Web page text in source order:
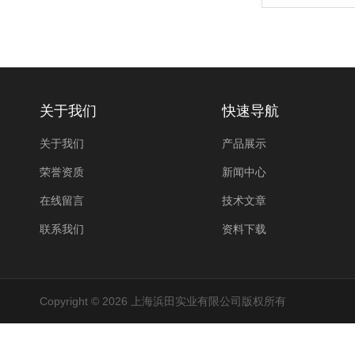
关于我们
关于我们
荣誉资质
在线留言
联系我们
快速导航
产品展示
新闻中心
技术文章
资料下载
Copyright © 2026 上海浜田实业有限公司版权所有